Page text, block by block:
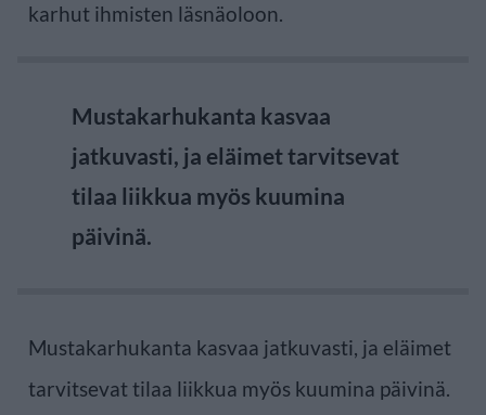
karhut ihmisten läsnäoloon.
Mustakarhukanta kasvaa
jatkuvasti, ja eläimet tarvitsevat
tilaa liikkua myös kuumina
päivinä.
Mustakarhukanta kasvaa jatkuvasti, ja eläimet
tarvitsevat tilaa liikkua myös kuumina päivinä.